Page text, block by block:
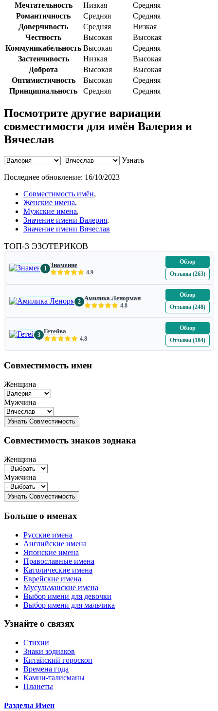
Мечтательность Низкая
Средняя
Романтичность
Средняя
Средняя
Доверчивость
Средняя
Низкая
Честность
Высокая
Высокая
Коммуникабельность Высокая
Средняя
Застенчивость
Низкая
Высокая
Доброта
Высокая
Высокая
Оптимистичность
Высокая
Средняя
Принципиальность
Средняя Средняя
Посмотрите другие вариации
совместимости для имён Валерия и
Вячеслав
Узнать
Последнее обновление: 16/10/2023
Совместимость имён,
Женские имена,
Мужские имена,
Значение имени Валерия,
Значение имени Вячеслав
ТОП-3 ЭЗОТЕРИКОВ
1 Знамение
4.9
Обзор
Отзывы (263)
2 Амилика Ленорман
4.8
Обзор
Отзывы (248)
3 Гетейва
4.8
Обзор
Отзывы (184)
Совместимость имен
Женщина
Мужчина
Совместимость знаков зодиака
Женщина
Мужчина
Больше о именах
Русские имена
Английские имена
Японские имена
Православные имена
Католические имена
Еврейские имена
Мусульманские имена
Выбор имени для девочки
Выбор имени для мальчика
Узнайте о связях
Стихии
Знаки зодиаков
Китайский гороскоп
Времена года
Камни-талисманы
Планеты
Разделы Имен